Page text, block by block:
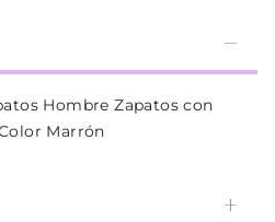
Hombre Zapatos con
Marrón